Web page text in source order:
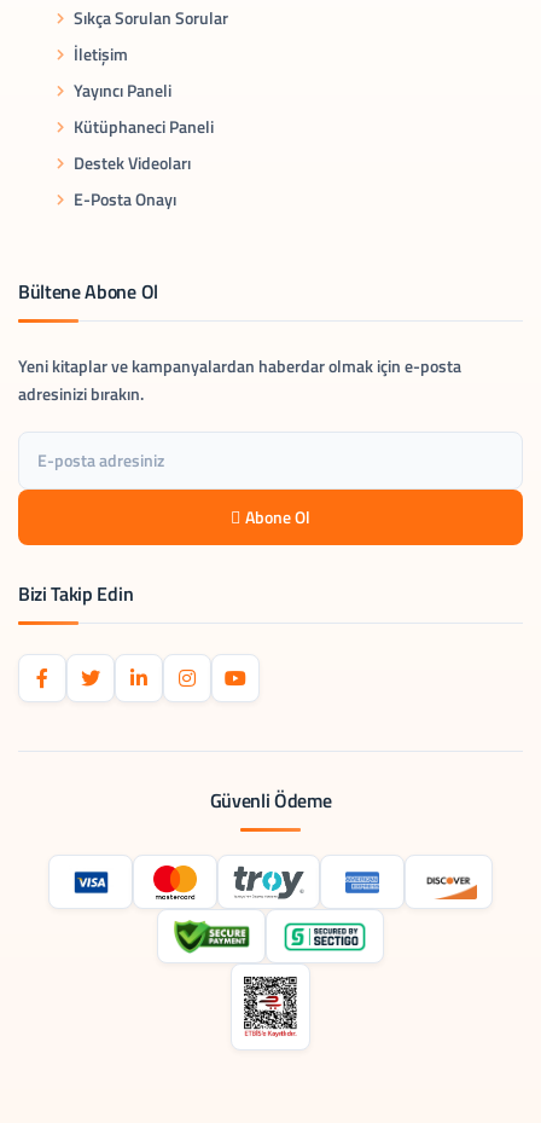
Sıkça Sorulan Sorular
İletişim
Yayıncı Paneli
Kütüphaneci Paneli
Destek Videoları
E-Posta Onayı
Bültene Abone Ol
Yeni kitaplar ve kampanyalardan haberdar olmak için e-posta
adresinizi bırakın.
Abone Ol
Bizi Takip Edin
Güvenli Ödeme